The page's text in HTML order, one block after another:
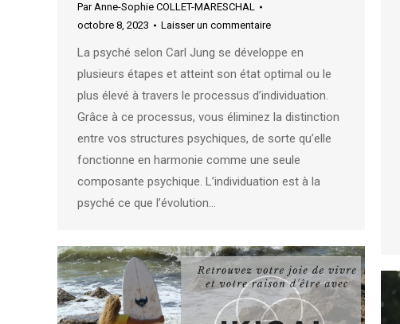
ParAnne-Sophie COLLET-MARESCHAL
octobre 8, 2023
Laisser un commentaire
La psyché selon Carl Jung se développe en
plusieurs étapes et atteint son état optimal ou le
plus élevé à travers le processus d’individuation.
Grâce à ce processus, vous éliminez la distinction
entre vos structures psychiques, de sorte qu’elle
fonctionne en harmonie comme une seule
composante psychique. L’individuation est à la
psyché ce que l’évolution…